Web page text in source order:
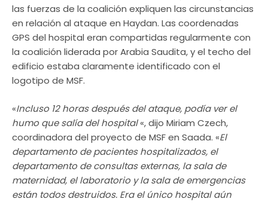
las fuerzas de la coalición expliquen las circunstancias
en relación al ataque en Haydan. Las coordenadas
GPS del hospital eran compartidas regularmente con
la coalición liderada por Arabia Saudita, y el techo del
edificio estaba claramente identificado con el
logotipo de MSF.
«Incluso 12 horas después del ataque, podía ver el
humo que salía del hospital«, dijo Miriam Czech,
coordinadora del proyecto de MSF en Saada. «El
departamento de pacientes hospitalizados, el
departamento de consultas externas, la sala de
maternidad, el laboratorio y la sala de emergencias
están todos destruidos. Era el único hospital aún